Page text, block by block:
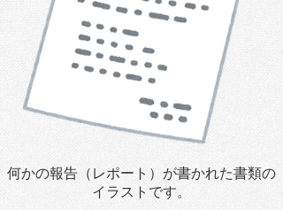
何かの報告（レポート）が書かれた書類の
イラストです。